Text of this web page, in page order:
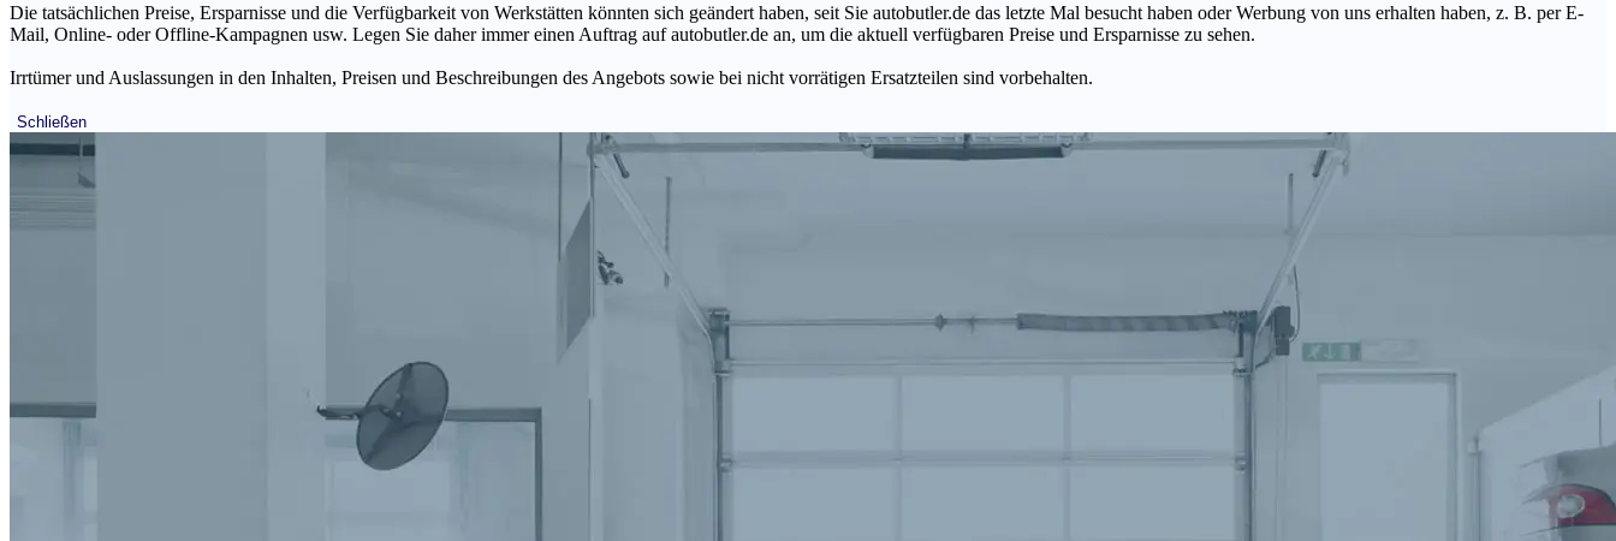
Die tatsächlichen Preise, Ersparnisse und die Verfügbarkeit von Werkstätten könnten sich geändert haben, seit Sie autobutler.de das letzte Mal besucht haben oder Werbung von uns erhalten haben, z. B. per E-
Mail, Online- oder Offline-Kampagnen usw. Legen Sie daher immer einen Auftrag auf autobutler.de an, um die aktuell verfügbaren Preise und Ersparnisse zu sehen.
Irrtümer und Auslassungen in den Inhalten, Preisen und Beschreibungen des Angebots sowie bei nicht vorrätigen Ersatzteilen sind vorbehalten.
Schließen